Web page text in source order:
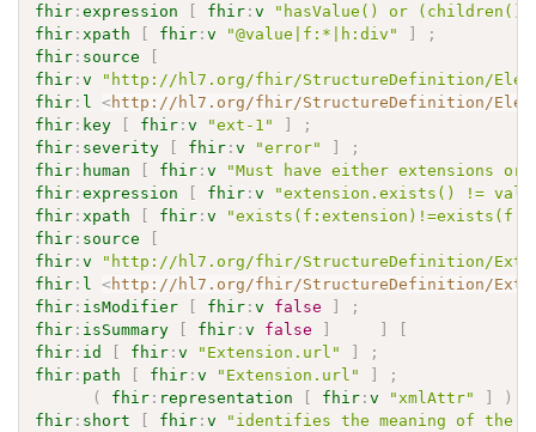
fhir :expression fhir :v
"hasValue() or
fhir : xpath fhir :v "@value|f:*|h:div"
;
fhir : source
fhir :v
"http://hl7.org/fhir/StructureDefinition/
fhir : l <http://hl7.org/fhir/StructureDefinition/
fhir : key fhir :v "ext-1"
;
fhir : severity fhir :v "error"
;
fhir : human fhir :v
"Must have either extensions
fhir :expression fhir :v
"extension.exists() !=
fhir : xpath fhir :v
fhir : source
fhir :v
"http://hl7.org/fhir/StructureDefinition/
fhir : l <http://hl7.org/fhir/StructureDefinition/
fhir : isModifier fhir :v false
;
fhir : isSummary fhir :v false
fhir : id fhir :v "Extension.url"
;
fhir : path fhir :v "Extension.url"
;
(
fhir : representation fhir :v "xmlAttr" )
fhir : short fhir :v
"identifies the meaning of the